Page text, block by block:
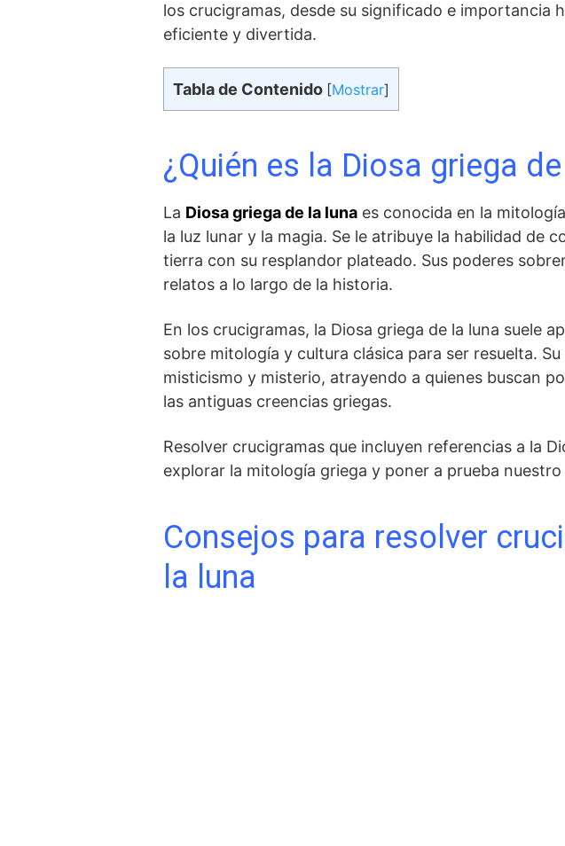
los crucigramas, desde su significado e importancia
eficiente ‌y divertida.
Tabla de Contenido [Mostrar]
¿Quién es⁣ la Diosa griega
La Diosa griega ‍de la luna es conocida en la
la luz lunar y la magia. Se le atribuye la habilidad ⁢de
tierra con ‌su resplandor plateado. Sus poderes
relatos⁢ a lo largo de la ⁣historia.
En los ‌crucigramas, ⁢la Diosa griega de la luna suele
sobre mitología y cultura clásica para ser resuelta.
misticismo y misterio, atrayendo ‌a quienes buscan
las antiguas creencias griegas.
Resolver crucigramas que ​incluyen referencias a la
explorar la mitología griega y poner ​a prueba
Consejos para resolver
la luna